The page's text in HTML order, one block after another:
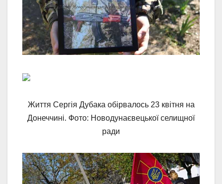
Життя Сергія Дубака обірвалось 23 квітня на
Донеччині. Фото: Новодунаєвецької селищної
ради